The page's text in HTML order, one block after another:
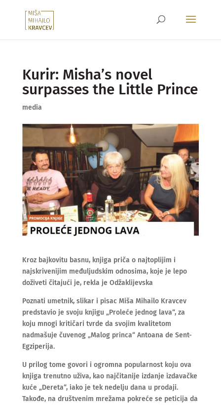
Kurir: Misha’s novel
surpasses the Little Prince
media
Kroz bajkovitu basnu, knjiga priča o najtoplijim i
najskrivenijim međuljudskim odnosima, koje je lepo
doživeti čitajući je, rekla je Odžaklijevska
Poznati umetnik, slikar i pisac Miša Mihailo Kravcev
predstavio je svoju knjigu „Proleće jednog lava“, za
koju mnogi kritičari tvrde da svojim kvalitetom
nadmašuje čuvenog „Malog princa“ Antoana de Sent-
Egziperija.
U prilog tome govori i ogromna popularnost koju ova
knjiga trenutno uživa, kao najčitanije izdanje izdavačke
kuće „Dereta“, iako je tek nedelju dana u prodaji.
Takođe, na društvenim mrežama pokreće se peticija da